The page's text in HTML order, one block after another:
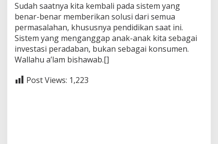
Sudah saatnya kita kembali pada sistem yang
benar-benar memberikan solusi dari semua
permasalahan, khususnya pendidikan saat ini.
Sistem yang menganggap anak-anak kita sebagai
investasi peradaban, bukan sebagai konsumen.
Wallahu a’lam bishawab.[]
Post Views: 1,223